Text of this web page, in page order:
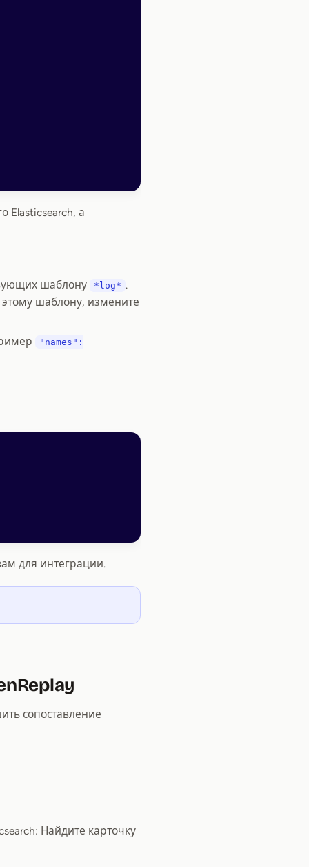
Elasticsearch, а
шаблону *log* .
этому шаблону, измените
"names":
для интеграции.
сопоставление
Найдите карточку